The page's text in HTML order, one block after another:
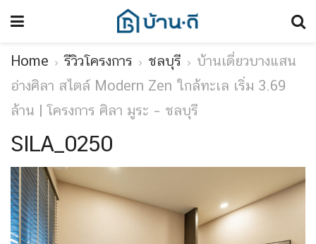
Home รีวิวโครงการ ชลบุรี
บ้านเดี่ยวบางแสน
อ่างศิลา สไตล์ Modern Zen ใกล้ทะเล เริ่ม 3.69
ล้าน | โครงการ ศิลา มูระ – ชลบุรี
SILA_0250